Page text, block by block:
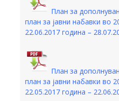
План за
план за јавни набавки во
22.06.2017 година –
План за
план за јавни набавки во
22.05.2017 година –